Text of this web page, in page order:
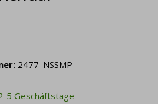
2477_NSSMP
5 Geschäftstage